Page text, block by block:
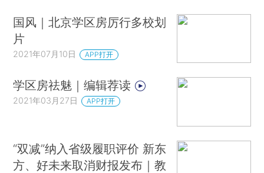
国风｜北京学区房厉行多校划
片
2021年07月10日 APP打开
学区房祛魅｜编辑荐读
2021年03月27日 APP打开
“双减”纳入省级履职评价 新东
方、好未来取消财报发布｜教